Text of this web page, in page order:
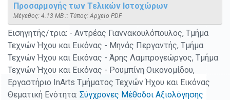
Προσαρμογής των Τελικών Ιστοχώρων
Mέγεθος: 4.13 MB :: Τύπος: Αρχείο PDF
Εισηγητής/τρια: - Αντρέας Γιαννακουλόπουλος, Τμήμα
Τεχνών Ήχου και Εικόνας - Μηνάς Περγαντής, Τμήμα
Τεχνών Ήχου και Εικόνας - Άρης Λαμπρογεώργος, Τμήμα
Τεχνών Ήχου και Εικόνας - Ρουμπίνη Οικονομίδου,
Εργαστήριο InArts Τμήματος Τεχνών Ήχου και Εικόνας
Θεματική Ενότητα: Σύγχρονες Μέθοδοι Αξιολόγησης